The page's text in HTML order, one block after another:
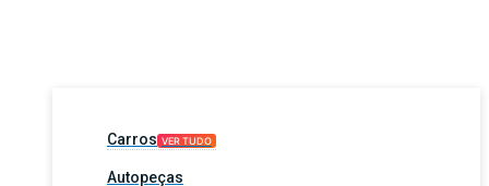
Carros VER TUDO
Autopeças